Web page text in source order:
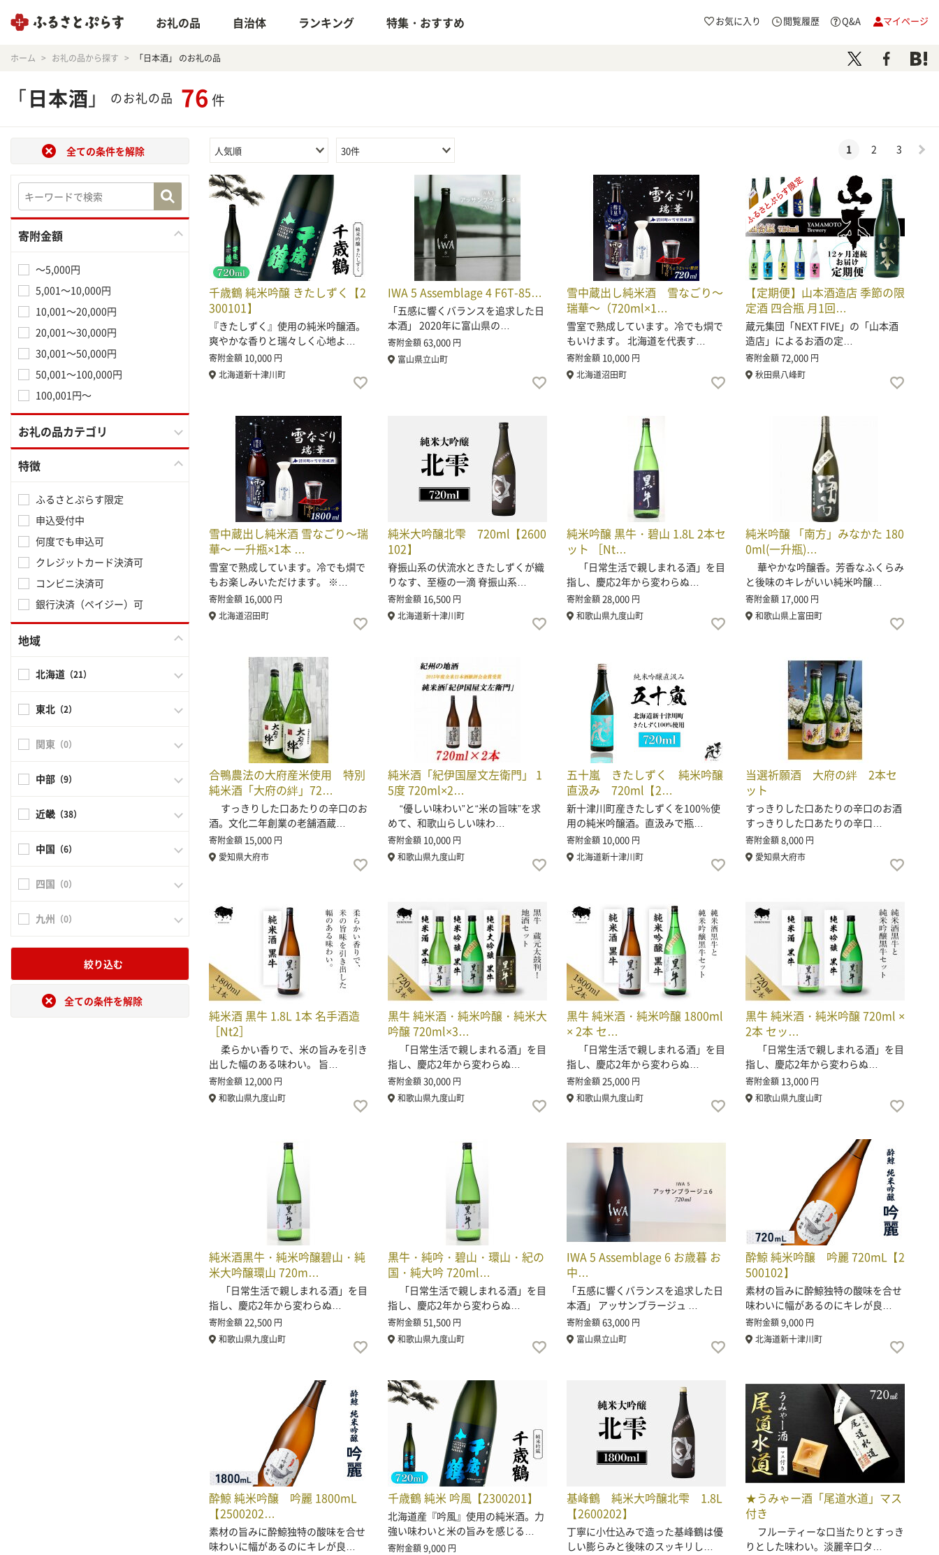
お礼の品 自治体 ランキング 特集・おすすめ お気に入り 閲覧履歴 Q&A マイページ
ホーム お礼の品から探す 「日本酒」 のお礼の品
「日本酒」 のお礼の品 76 件
全ての条件を解除
寄附金額
～5,000円
5,001～10,000円
10,001～20,000円
20,001～30,000円
30,001～50,000円
50,001～100,000円
100,001円～
お礼の品カテゴリ
特徴
ふるさとぷらす限定
申込受付中
何度でも申込可
クレジットカード決済可
コンビニ決済可
銀行決済（ペイジー）可
地域
北海道 （21）
東北 （2）
関東 （0）
中部 （9）
近畿 （38）
中国 （6）
四国 （0）
九州 （0）
絞り込む
全ての条件を解除
人気順 30件 1 2 3
千歳鶴 純米吟醸 きたしずく【2
300101】
『きたしずく』使用の純米吟醸酒。
爽やかな香りと瑞々しく心地よ…
寄附金額 10,000 円
北海道新十津川町
IWA 5 Assemblage 4 F6T-85…
「五感に響くバランスを追求した日
本酒」 2020年に富山県の…
寄附金額63,000 円
富山県立山町
雪中蔵出し純米酒 雪なごり～
瑞華～（720ml×1…
雪室で熟成しています。冷でも燗で
もいけます。 北海道を代表す…
寄附金額 10,000 円
北海道沼田町
【定期便】山本酒造店 季節の限
定酒 四合瓶 月1回…
蔵元集団「NEXT FIVE」の「山本酒
造店」によるお酒の定…
寄附金額72,000 円
秋田県八峰町
雪中蔵出し純米酒 雪なごり～瑞
華～ 一升瓶×1本 …
雪室で熟成しています。冷でも燗で
もお楽しみいただけます。 ※…
寄附金額 16,000 円
北海道沼田町
純米大吟醸北雫 720ml【2600
102】
脊振山系の伏流水ときたしずくが織
りなす、至極の一滴 脊振山系…
寄附金額 16,500 円
北海道新十津川町
純米吟醸 黒牛・碧山 1.8L 2本セ
ット ［Nt…
「日常生活で親しまれる酒」を目
指し、慶応2年から変わらぬ…
寄附金額28,000 円
和歌山県九度山町
純米吟醸 「南方」みなかた 180
0ml(一升瓶)…
華やかな吟醸香。芳香なふくらみ
と後味のキレがいい純米吟醸…
寄附金額 17,000 円
和歌山県上富田町
合鴨農法の大府産米使用 特別
純米酒「大府の絆」72…
すっきりした口あたりの辛口のお
酒。文化二年創業の老舗酒蔵…
寄附金額 15,000 円
愛知県大府市
純米酒「紀伊国屋文左衛門」 1
5度 720ml×2…
“優しい味わい”と“米の旨味”を求
めて、和歌山らしい味わ…
寄附金額 10,000 円
和歌山県九度山町
五十嵐 きたしずく 純米吟醸
直汲み 720ml【2…
新十津川町産きたしずくを100％使
用の純米吟醸酒。直汲みで瓶…
寄附金額 10,000 円
北海道新十津川町
当選祈願酒 大府の絆 2本セ
ット
すっきりした口あたりの辛口のお酒
すっきりした口あたりの辛口…
寄附金額8,000 円
愛知県大府市
純米酒 黒牛 1.8L 1本 名手酒造
［Nt2］
柔らかい香りで、米の旨みを引き
出した幅のある味わい。 旨…
寄附金額 12,000 円
和歌山県九度山町
黒牛 純米酒・純米吟醸・純米大
吟醸 720ml×3…
「日常生活で親しまれる酒」を目
指し、慶応2年から変わらぬ…
寄附金額30,000 円
和歌山県九度山町
黒牛 純米酒・純米吟醸 1800ml
× 2本 セ…
「日常生活で親しまれる酒」を目
指し、慶応2年から変わらぬ…
寄附金額25,000 円
和歌山県九度山町
黒牛 純米酒・純米吟醸 720ml ×
2本 セッ…
「日常生活で親しまれる酒」を目
指し、慶応2年から変わらぬ…
寄附金額 13,000 円
和歌山県九度山町
純米酒黒牛・純米吟醸碧山・純
米大吟醸環山 720m…
「日常生活で親しまれる酒」を目
指し、慶応2年から変わらぬ…
寄附金額22,500 円
和歌山県九度山町
黒牛・純吟・碧山・環山・紀の
国・純大吟 720ml…
「日常生活で親しまれる酒」を目
指し、慶応2年から変わらぬ…
寄附金額51,500 円
和歌山県九度山町
IWA 5 Assemblage 6 お歳暮 お
中…
「五感に響くバランスを追求した日
本酒」 アッサンブラージュ …
寄附金額63,000 円
富山県立山町
酔鯨 純米吟醸 吟麗 720mL【2
500102】
素材の旨みに酔鯨独特の酸味を合せ
味わいに幅があるのにキレが良…
寄附金額9,000 円
北海道新十津川町
酔鯨 純米吟醸 吟麗 1800mL
【2500202…
素材の旨みに酔鯨独特の酸味を合せ
味わいに幅があるのにキレが良…
千歳鶴 純米 吟風【2300201】
北海道産『吟風』使用の純米酒。力
強い味わいと米の旨みを感じる…
寄附金額9,000 円
基峰鶴 純米大吟醸北雫 1.8L
【2600202】
丁寧に小仕込みで造った基峰鶴は優
しい膨らみと後味のスッキリし…
★うみゃー酒「尾道水道」マス
付き
フルーティーな口当たりとすっき
りとした味わい。淡麗辛口タ…